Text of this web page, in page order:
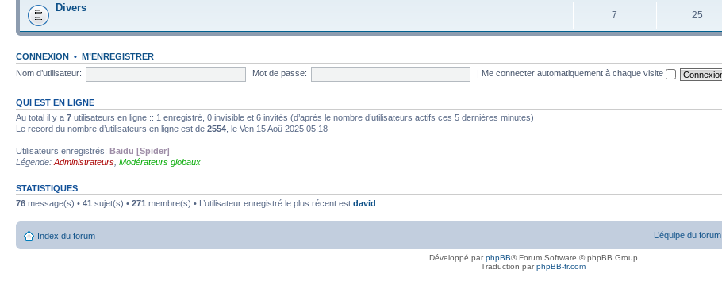
Divers
7 25
CONNEXION • M’ENREGISTRER
Nom d’utilisateur:
Mot de passe: Me connecter automatiquement à chaque visite
QUI EST EN LIGNE
Au total il y a 7 utilisateurs en ligne :: 1 enregistré, 0 invisible et 6 invités (d’après le nombre d’utilisateurs actifs ces 5 dernières minutes)
Le record du nombre d’utilisateurs en ligne est de 2554 , le Ven 15 Aoû 2025 05:18
Utilisateurs enregistrés: Baidu [Spider]
Légende: Administrateurs Modérateurs globaux
STATISTIQUES
76 message(s) • 41 sujet(s) • 271 membre(s) • L’utilisateur enregistré le plus récent est david
Index du forum L’équipe du forum
Développé parphpBB® Forum Software © phpBB Group
Traduction parphpBB-fr.com